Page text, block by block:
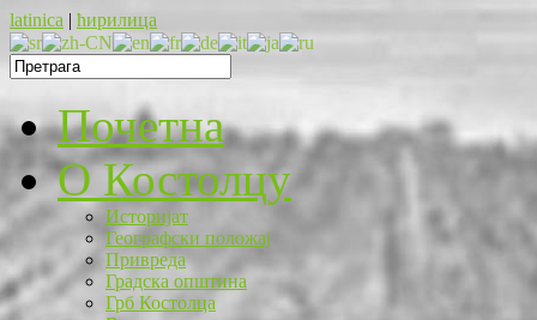
latinica | ћирилица
Почетна
O Костолцу
Историјат
Географски положај
Привреда
Градска општина
Грб Костолца